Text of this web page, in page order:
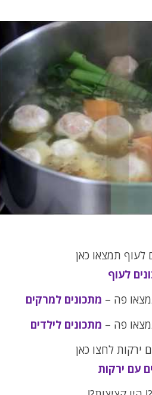
לעוף תמצאו כאן
לעוף
פה – מתכונים למרקים
פה – מתכונים לילדים
ירקות לחצו כאן
עם ירקות